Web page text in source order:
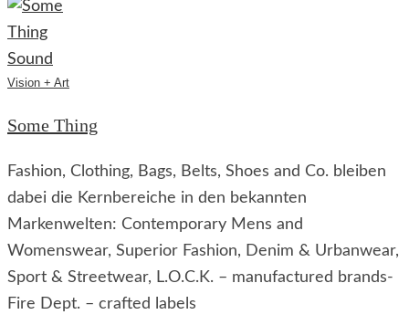
Vision + Art
Some Thing
Fashion, Clothing, Bags, Belts, Shoes and Co. bleiben
dabei die Kernbereiche in den bekannten
Markenwelten: Contemporary Mens and
Womenswear, Superior Fashion, Denim & Urbanwear,
Sport & Streetwear, L.O.C.K. – manufactured brands-
Fire Dept. – crafted labels